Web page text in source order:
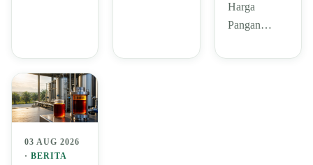
Harga
Pangan…
03 AUG 2026
· BERITA